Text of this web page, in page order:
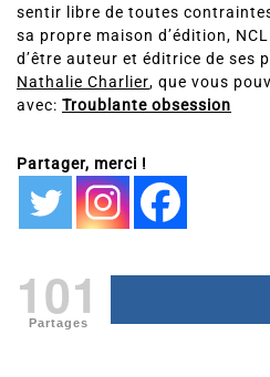
sentir libre de toutes
sa propre maison d’édition,
d’être auteur et éditrice de ses
Nathalie Charlier, que vous
avec: Troublante obsession
Partager, merci !
101
Partages